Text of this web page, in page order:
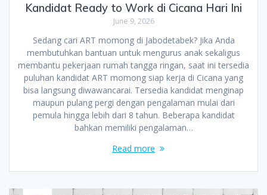
Kandidat Ready to Work di Cicana Hari Ini
June 9, 2026
Sedang cari ART momong di Jabodetabek? Jika Anda
membutuhkan bantuan untuk mengurus anak sekaligus
membantu pekerjaan rumah tangga ringan, saat ini tersedia
puluhan kandidat ART momong siap kerja di Cicana yang
bisa langsung diwawancarai. Tersedia kandidat menginap
maupun pulang pergi dengan pengalaman mulai dari
pemula hingga lebih dari 8 tahun. Beberapa kandidat
bahkan memiliki pengalaman…
Read more